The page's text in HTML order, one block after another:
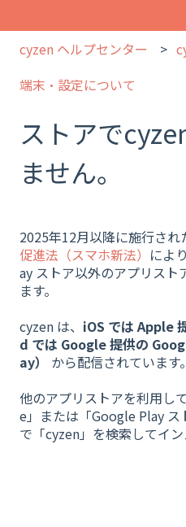
cyzen ヘルプセンター
端末・設定について
ストアで
ません。
2025年12月以降に施行され
促進法（スマホ新法） によ
ay ストア以外のアプリスト
ます。
cyzen は、 iOS では Apple
d では Google 提供の
ay）
から配信されています。
他のアプリストアを利用し
e」または「Google Play ス
で「cyzen」を検索してイ